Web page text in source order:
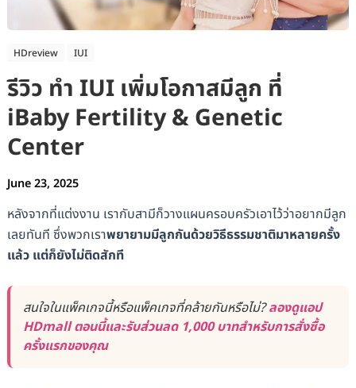
HDreview IUI
รีวิว ทำ IUI เพิ่มโอกาสมีลูก ที่
iBaby Fertility & Genetic
Center
June 23, 2025
หลังจากที่แต่งงาน เรากับสามีก็วางแผนครอบครัวเอาไว้ว่าอยากมีลูก
เลยทันที ซึ่งพวกเราพยายามมีลูกกันด้วยวิธีธรรมชาติมาหลายครั้ง
แล้ว แต่ก็ยังไม่ติดสักที
สนใจในแพ็คเกจนี้หรือแพ็คเกจที่คล้ายกันหรือไม่?ลองดูแอป
HDmall ตอนนี้และรับส่วนลด 1,000 บาทสำหรับการสั่งซื้อ
ครั้งแรกของคุณ